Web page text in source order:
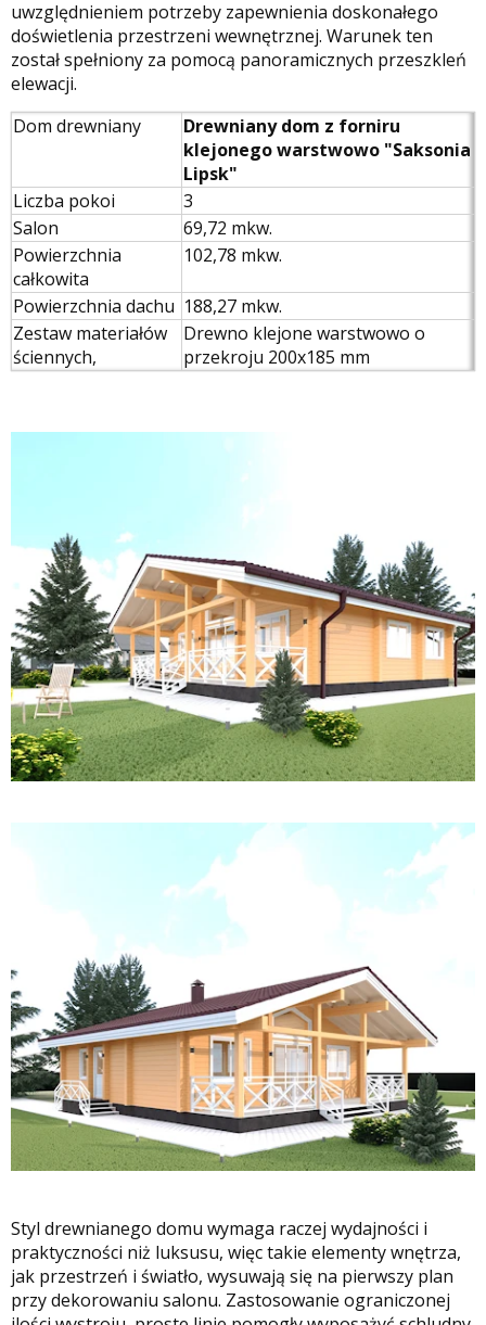
uwzględnieniem potrzeby zapewnienia doskonałego
doświetlenia przestrzeni wewnętrznej. Warunek ten
został spełniony za pomocą panoramicznych przeszkleń
elewacji.
Dom drewniany
Drewniany dom z forniru
klejonego warstwowo "Saksonia
Lipsk"
Liczba pokoi
3
Salon
69,72 mkw.
Powierzchnia
całkowita
102,78 mkw.
Powierzchnia dachu 188,27 mkw.
Zestaw materiałów
ściennych,
Drewno klejone warstwowo o
przekroju 200x185 mm
Styl drewnianego domu wymaga raczej wydajności i
praktyczności niż luksusu, więc takie elementy wnętrza,
jak przestrzeń i światło, wysuwają się na pierwszy plan
przy dekorowaniu salonu. Zastosowanie ograniczonej